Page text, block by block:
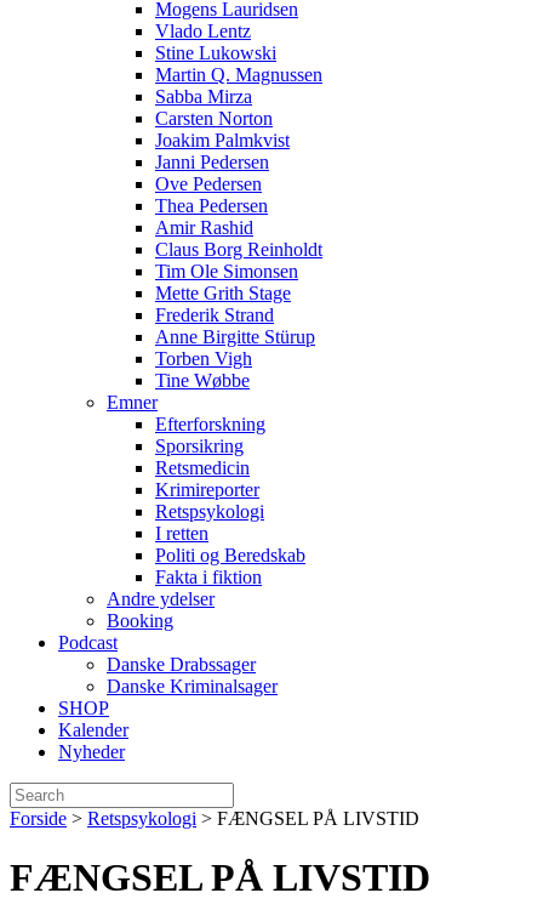
Mogens Lauridsen
Vlado Lentz
Stine Lukowski
Martin Q. Magnussen
Sabba Mirza
Carsten Norton
Joakim Palmkvist
Janni Pedersen
Ove Pedersen
Thea Pedersen
Amir Rashid
Claus Borg Reinholdt
Tim Ole Simonsen
Mette Grith Stage
Frederik Strand
Anne Birgitte Stürup
Torben Vigh
Tine Wøbbe
Emner
Efterforskning
Sporsikring
Retsmedicin
Krimireporter
Retspsykologi
I retten
Politi og Beredskab
Fakta i fiktion
Andre ydelser
Booking
Podcast
Danske Drabssager
Danske Kriminalsager
SHOP
Kalender
Nyheder
Forside > Retspsykologi > FÆNGSEL PÅ LIVSTID
FÆNGSEL PÅ LIVSTID